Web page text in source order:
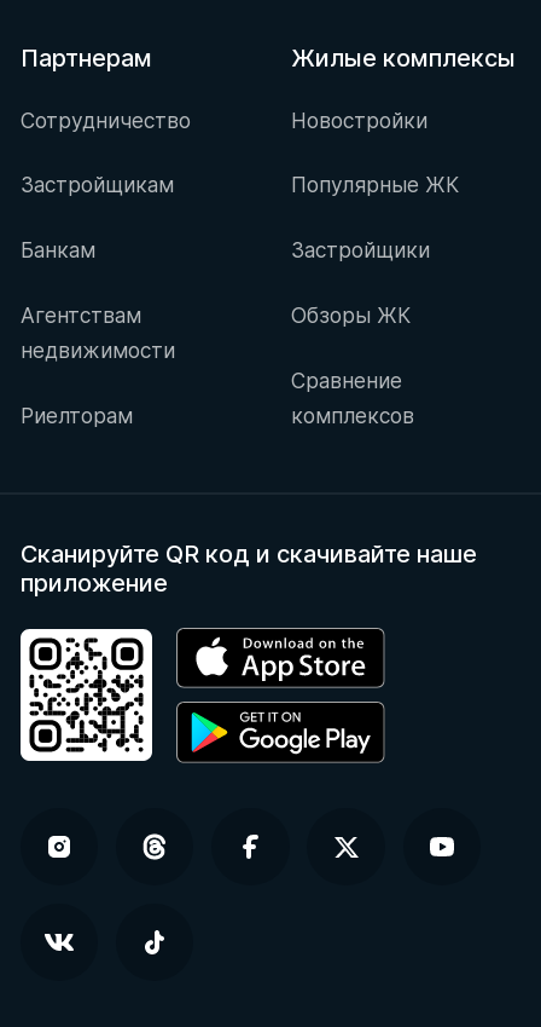
Партнерам
Сотрудничество
Застройщикам
Банкам
Агентствам
недвижимости
Риелторам
Жилые комплексы
Новостройки
Популярные ЖК
Застройщики
Обзоры ЖК
Сравнение
комплексов
Сканируйте QR код и скачивайте наше
приложение